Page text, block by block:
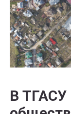
В ТГАСУ